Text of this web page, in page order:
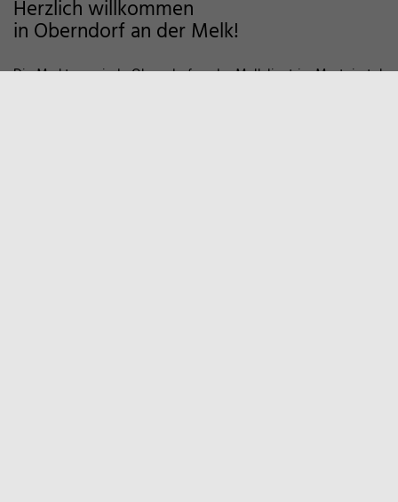
Herzlich willkommen
in Oberndorf an der Melk!
Die Marktgemeinde Oberndorf an der Melk liegt im Mostviertel